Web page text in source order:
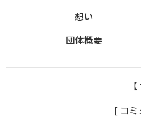
想い
団体概要
[ コミ